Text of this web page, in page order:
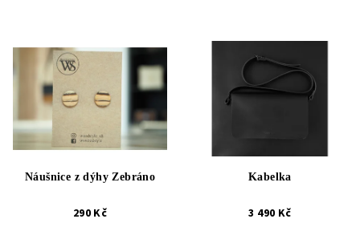
Náušnice z dýhy Zebráno
290 Kč
Kabelka
3 490 Kč